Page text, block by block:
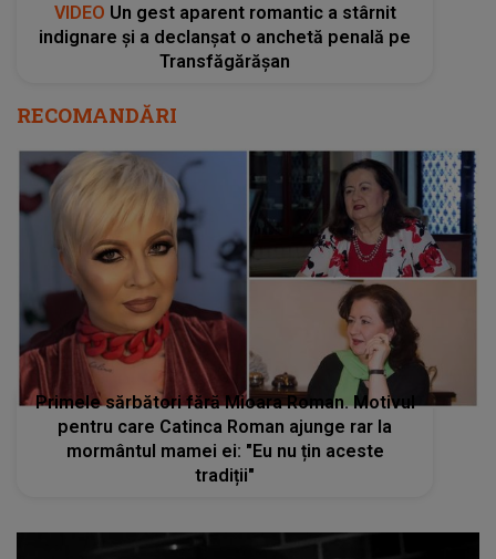
VIDEO Un gest aparent romantic a stârnit
indignare și a declanșat o anchetă penală pe
Transfăgărășan
RECOMANDĂRI
Primele sărbători fără Mioara Roman. Motivul
pentru care Catinca Roman ajunge rar la
mormântul mamei ei: "Eu nu țin aceste
tradiții"